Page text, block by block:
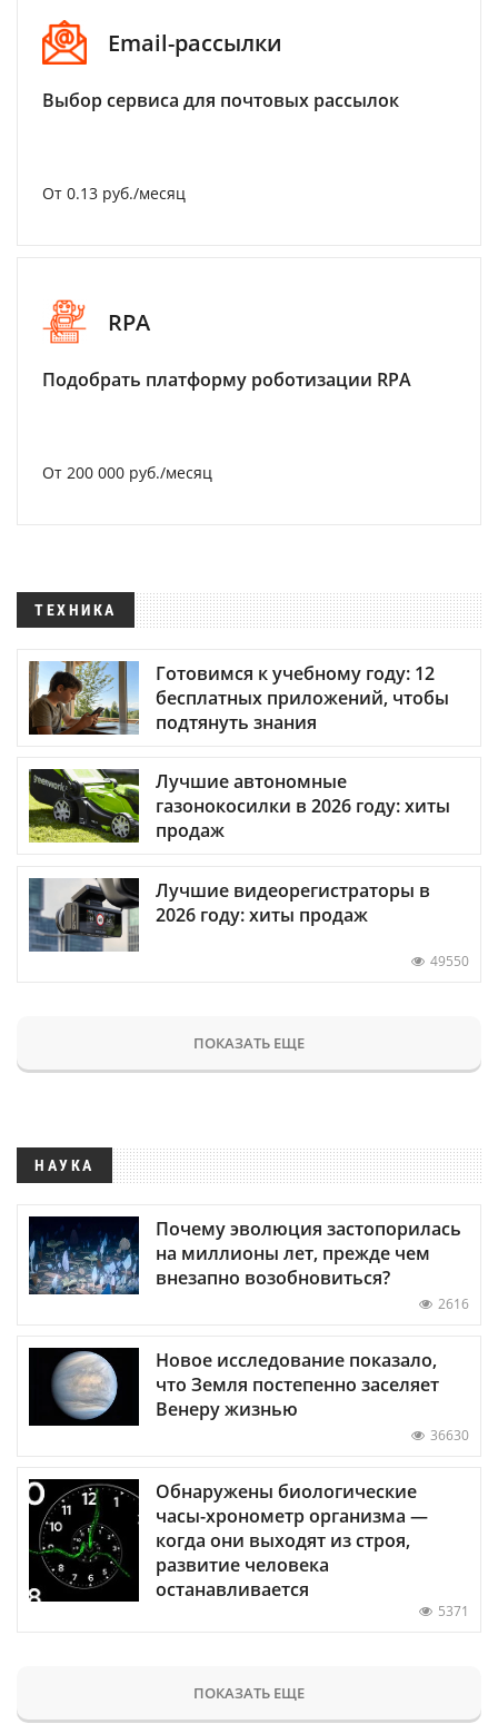
Email-рассылки
Выбор сервиса для почтовых рассылок
От 0.13 руб./месяц
RPA
Подобрать платформу роботизации RPA
От 200 000 руб./месяц
ТЕХНИКА
Готовимся к учебному году: 12
бесплатных приложений, чтобы
подтянуть знания
Лучшие автономные
газонокосилки в 2026 году: хиты
продаж
Лучшие видеорегистраторы в
2026 году: хиты продаж
49550
ПОКАЗАТЬ ЕЩЕ
НАУКА
Почему эволюция застопорилась
на миллионы лет, прежде чем
внезапно возобновиться?
2616
Новое исследование показало,
что Земля постепенно заселяет
Венеру жизнью
36630
Обнаружены биологические
часы-хронометр организма —
когда они выходят из строя,
развитие человека
останавливается
5371
ПОКАЗАТЬ ЕЩЕ